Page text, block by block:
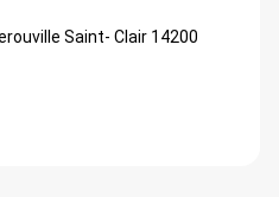
Saint- Clair 14200